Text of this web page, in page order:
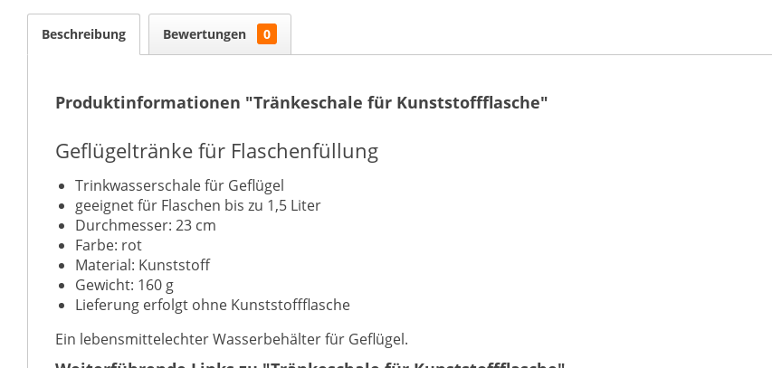
Beschreibung Bewertungen 0
Produktinformationen "Tränkeschale für Kunststoffflasche"
Geflügeltränke für Flaschenfüllung
Trinkwasserschale für Geflügel
geeignet für Flaschen bis zu 1,5 Liter
Durchmesser: 23 cm
Farbe: rot
Material: Kunststoff
Gewicht: 160 g
Lieferung erfolgt ohne Kunststoffflasche
Ein lebensmittelechter Wasserbehälter für Geflügel.